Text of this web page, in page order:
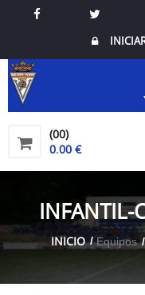
(00)
0.00 €
INFANTIL-
INICIO Equipos